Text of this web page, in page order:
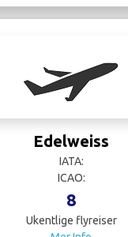
Edelweiss
IATA:
ICAO:
8
Ukentlige flyreiser